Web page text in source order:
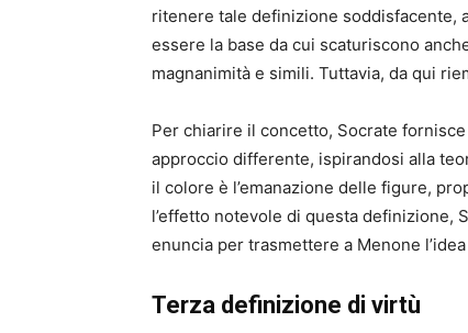
ritenere tale definizione soddisfacente,
essere la base da cui scaturiscono
magnanimità e simili. Tuttavia, da qui
Per chiarire il concetto, Socrate
approccio differente, ispirandosi alla
il colore è l’emanazione delle figure,
l’effetto notevole di questa definizione,
enuncia per trasmettere a Menone
Terza definizione di virtù